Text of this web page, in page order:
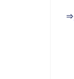
⇒